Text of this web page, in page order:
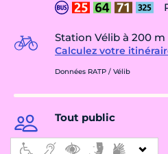
Station Vélib à 200 m
Calculez votre
Données RATP / Vélib
Tout public